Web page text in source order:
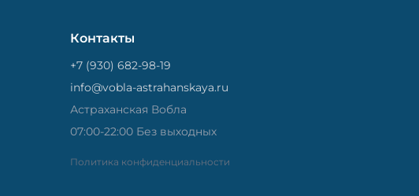
Контакты
+7 (930) 682-98-19
info@vobla-astrahanskaya.ru
Астраханская Вобла
07:00-22:00 Без выходных
Политика конфиденциальности